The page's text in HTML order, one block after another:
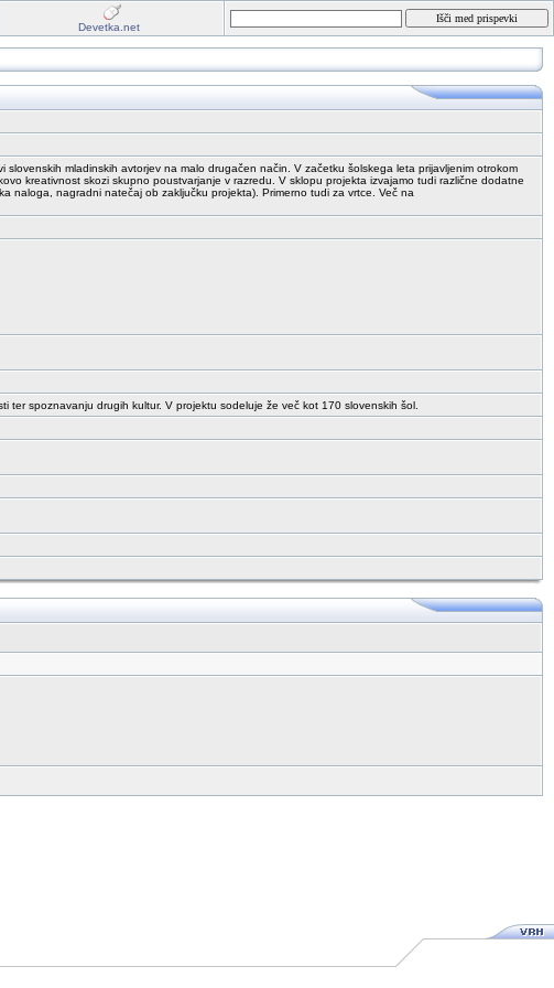
Devetka.net
mladinskih avtorjev na malo drugačen način. V začetku šolskega leta prijavljenim otrokom
kreativnost skozi skupno poustvarjanje v razredu. V sklopu projekta izvajamo tudi različne dodatne
naloga, nagradni natečaj ob zaključku projekta). Primerno tudi za vrtce. Več na
ter spoznavanju drugih kultur. V projektu sodeluje že več kot 170 slovenskih šol.